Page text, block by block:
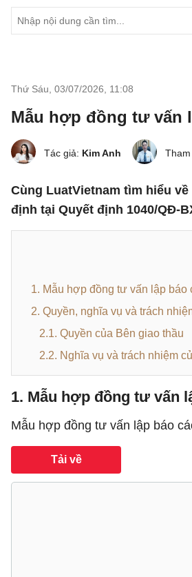
Thứ Sáu, 03/07/2026 11:08
Mẫu hợp đồng tư vấn
Tác giả: Kim Anh
Cùng LuatVietnam tìm hiểu
định tại Quyết định 1040/QĐ-
1. Mẫu hợp đồng tư vấn lập
2. Quyền, nghĩa vụ và trách
2.1. Quyền của Bên giao thầu
2.2. Nghĩa vụ và trách nhiệm
1. Mẫu hợp đồng tư vấn
Mẫu hợp đồng tư vấn lập báo
Tải về